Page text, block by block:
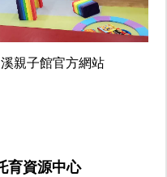
親子館官方網站
育資源中心